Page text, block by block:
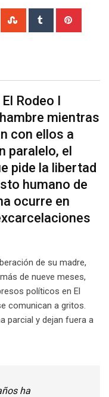
WhatsappStumbleUpon
Tumblr
Rodeo I
mientras
con ellos a
paralelo, el
pide la libertad
humano de
ocurre en
de su madre,
de nueve meses,
políticos en El
comunican a gritos.
parcial y dejan fuera a
ha